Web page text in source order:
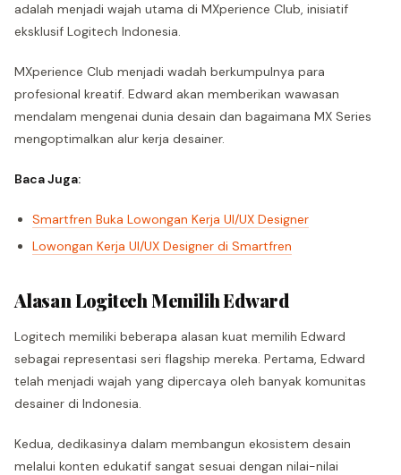
adalah menjadi wajah utama di MXperience Club, inisiatif
eksklusif Logitech Indonesia.
MXperience Club menjadi wadah berkumpulnya para
profesional kreatif. Edward akan memberikan wawasan
mendalam mengenai dunia desain dan bagaimana MX Series
mengoptimalkan alur kerja desainer.
Baca Juga:
Smartfren Buka Lowongan Kerja UI/UX Designer
Lowongan Kerja UI/UX Designer di Smartfren
Alasan Logitech Memilih Edward
Logitech memiliki beberapa alasan kuat memilih Edward
sebagai representasi seri flagship mereka. Pertama, Edward
telah menjadi wajah yang dipercaya oleh banyak komunitas
desainer di Indonesia.
Kedua, dedikasinya dalam membangun ekosistem desain
melalui konten edukatif sangat sesuai dengan nilai-nilai